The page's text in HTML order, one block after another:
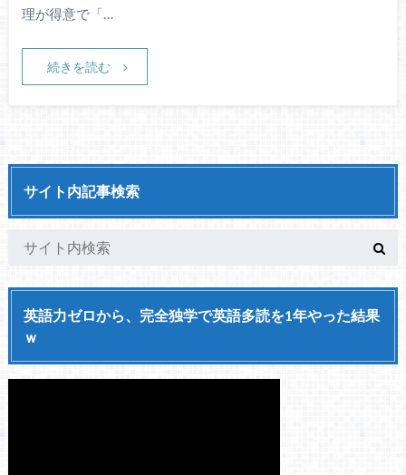
理が得意で「…
続きを読む
サイト内記事検索
英語力ゼロから、完全独学で英語多読を1年やった結果
ｗ